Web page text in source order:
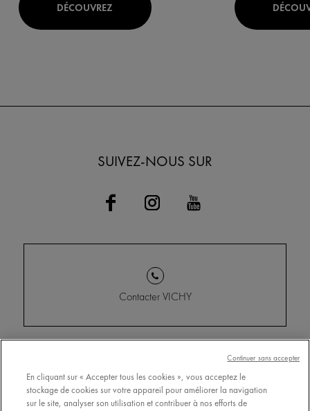
DÉCOUVREZ
SUIVEZ-NOUS SUR
Contacter VICHY
Politique de confidentialité
Trouver un point de vente
www.vichy.com
En cliquant sur « Accepter tous les cookies », vous acceptez le
stockage de cookies sur votre appareil pour améliorer la navigation
sur le site, analyser son utilisation et contribuer à nos efforts de
Continuer sans accepter